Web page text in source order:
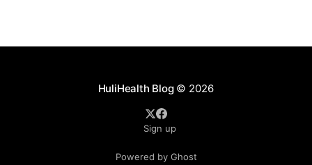
HuliHealth Blog© 2026
Sign up
Powered by Ghost